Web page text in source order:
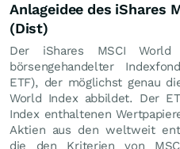
Anlageidee des iShares
(Dist)
Der iShares MSCI
börsengehandelter
ETF), der möglichst genau
World Index abbildet. Der
Index enthaltenen
Aktien aus den weltweit
die den Kriterien von